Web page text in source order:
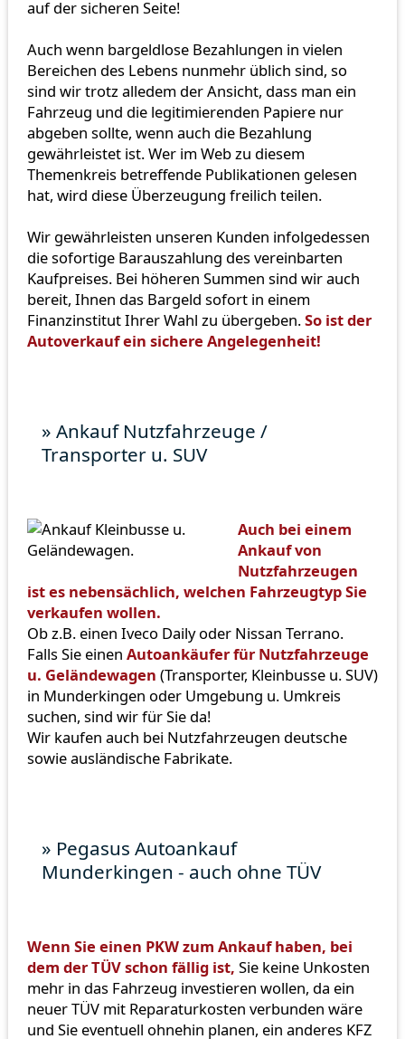
auf der sicheren Seite!
Auch wenn bargeldlose Bezahlungen in vielen
Bereichen des Lebens nunmehr üblich sind, so
sind wir trotz alledem der Ansicht, dass man ein
Fahrzeug und die legitimierenden Papiere nur
abgeben sollte, wenn auch die Bezahlung
gewährleistet ist. Wer im Web zu diesem
Themenkreis betreffende Publikationen gelesen
hat, wird diese Überzeugung freilich teilen.
Wir gewährleisten unseren Kunden infolgedessen
die sofortige Barauszahlung des vereinbarten
Kaufpreises. Bei höheren Summen sind wir auch
bereit, Ihnen das Bargeld sofort in einem
Finanzinstitut Ihrer Wahl zu übergeben.So ist der
Autoverkauf ein sichere Angelegenheit!
» Ankauf Nutzfahrzeuge /
Transporter u. SUV
Auch bei einem
Ankauf von
Nutzfahrzeugen
ist es nebensächlich, welchen Fahrzeugtyp Sie
verkaufen wollen.
Ob z.B. einen Iveco Daily oder Nissan Terrano.
Falls Sie einen Autoankäufer für Nutzfahrzeuge
u. Geländewagen (Transporter, Kleinbusse u. SUV)
in Munderkingen oder Umgebung u. Umkreis
suchen, sind wir für Sie da!
Wir kaufen auch bei Nutzfahrzeugen deutsche
sowie ausländische Fabrikate.
» Pegasus Autoankauf
Munderkingen - auch ohne TÜV
Wenn Sie einen PKW zum Ankauf haben, bei
dem der TÜV schon fällig ist, Sie keine Unkosten
mehr in das Fahrzeug investieren wollen, da ein
neuer TÜV mit Reparaturkosten verbunden wäre
und Sie eventuell ohnehin planen, ein anderes KFZ